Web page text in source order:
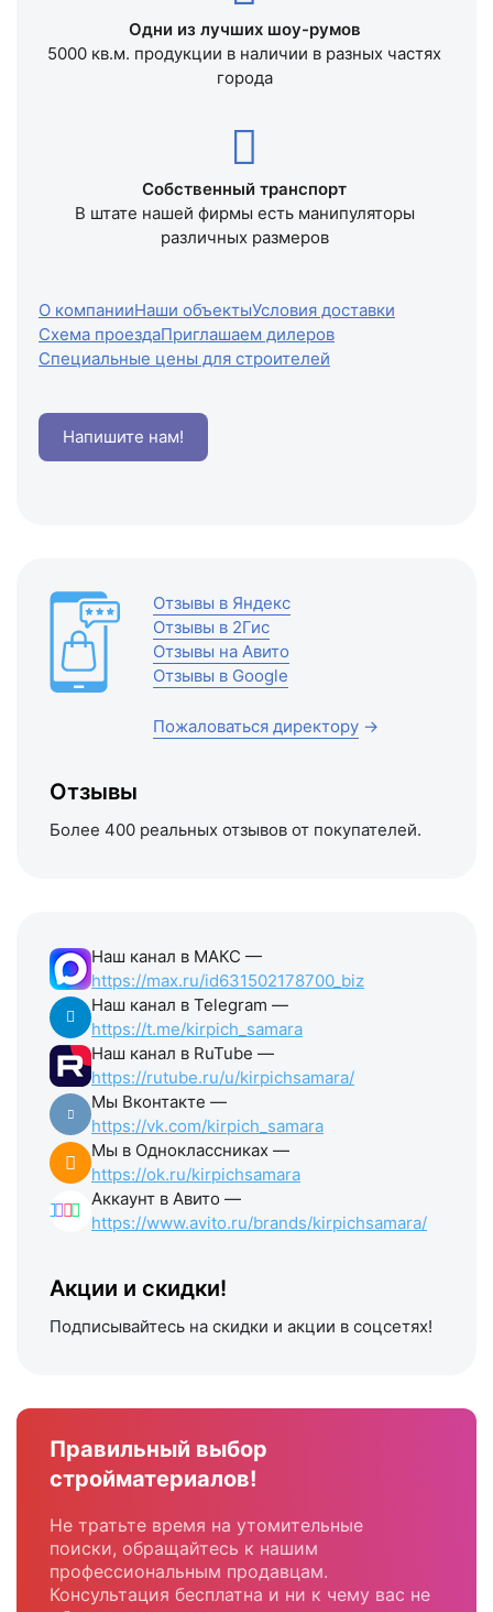
Одни из лучших шоу-румов
5000 кв.м. продукции в наличии в разных частях
города
Собственный транспорт
В штате нашей фирмы есть манипуляторы
различных размеров
О компанииНаши объектыУсловия доставки
Схема проездаПриглашаем дилеров
Специальные цены для строителей
Напишите нам!
Отзывы в Яндекс
Отзывы в 2Гис
Отзывы на Авито
Отзывы в Google
Пожаловаться директору →
Отзывы
Более 400 реальных отзывов от покупателей.
Наш канал в МАКС —
https://max.ru/id631502178700_biz
Наш канал в Telegram —
https://t.me/kirpich_samara
Наш канал в RuTube —
https://rutube.ru/u/kirpichsamara/
Мы Вконтакте —
https://vk.com/kirpich_samara
Мы в Одноклассниках —
https://ok.ru/kirpichsamara
Аккаунт в Авито —
https://www.avito.ru/brands/kirpichsamara/
Акции и скидки!
Подписывайтесь на скидки и акции в соцсетях!
Правильный выбор
стройматериалов!
Не тратьте время на утомительные
поиски, обращайтесь к нашим
профессиональным продавцам.
Консультация бесплатна и ни к чему вас не